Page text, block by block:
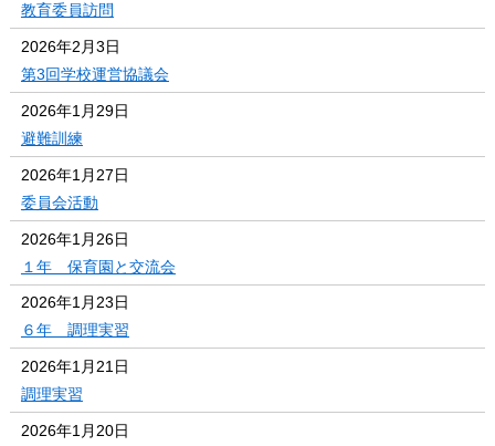
教育委員訪問
2026年2月3日
第3回学校運営協議会
2026年1月29日
避難訓練
2026年1月27日
委員会活動
2026年1月26日
１年 保育園と交流会
2026年1月23日
６年 調理実習
2026年1月21日
調理実習
2026年1月20日